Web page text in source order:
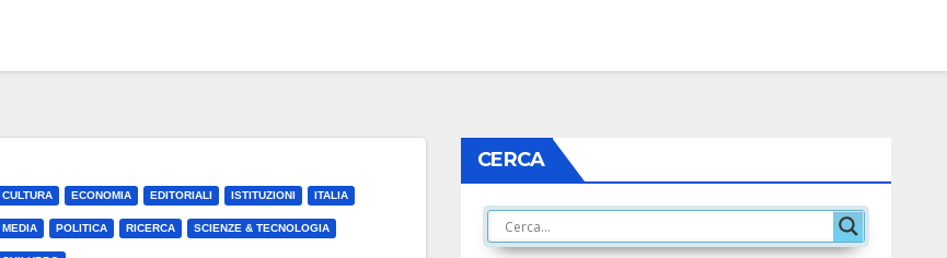
CULTURA ECONOMIA EDITORIALI ISTITUZIONI ITALIA
MEDIA POLITICA RICERCA SCIENZE & TECNOLOGIA
CERCA